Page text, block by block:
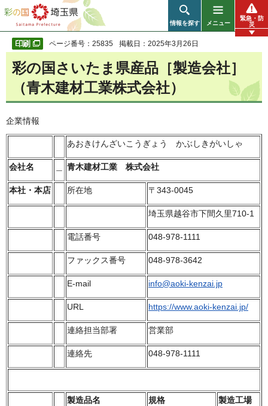
彩の国 埼玉県
情報を探す メニュー
緊急・防
災
ページ番号：25835 掲載日：2025年3月26日
彩の国さいたま県産品［製造会社］
（青木建材工業株式会社）
企業情報
あおきけんざいこうぎょう かぶしきがいしゃ
会社名 青木建材工業 株式会社
本社・本店 所在地 〒343-0045
埼玉県越谷市下間久里710-1
電話番号 048-978-1111
ファックス番号 048-978-3642
E-mail info@aoki-kenzai.jp
URL https://www.aoki-kenzai.jp/
連絡担当部署 営業部
連絡先 048-978-1111
製造品名 規格 製造工場